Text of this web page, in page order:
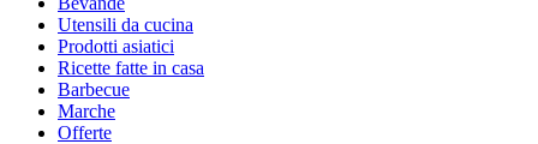
Utensili da cucina
Prodotti asiatici
Ricette fatte in casa
Barbecue
Marche
Offerte